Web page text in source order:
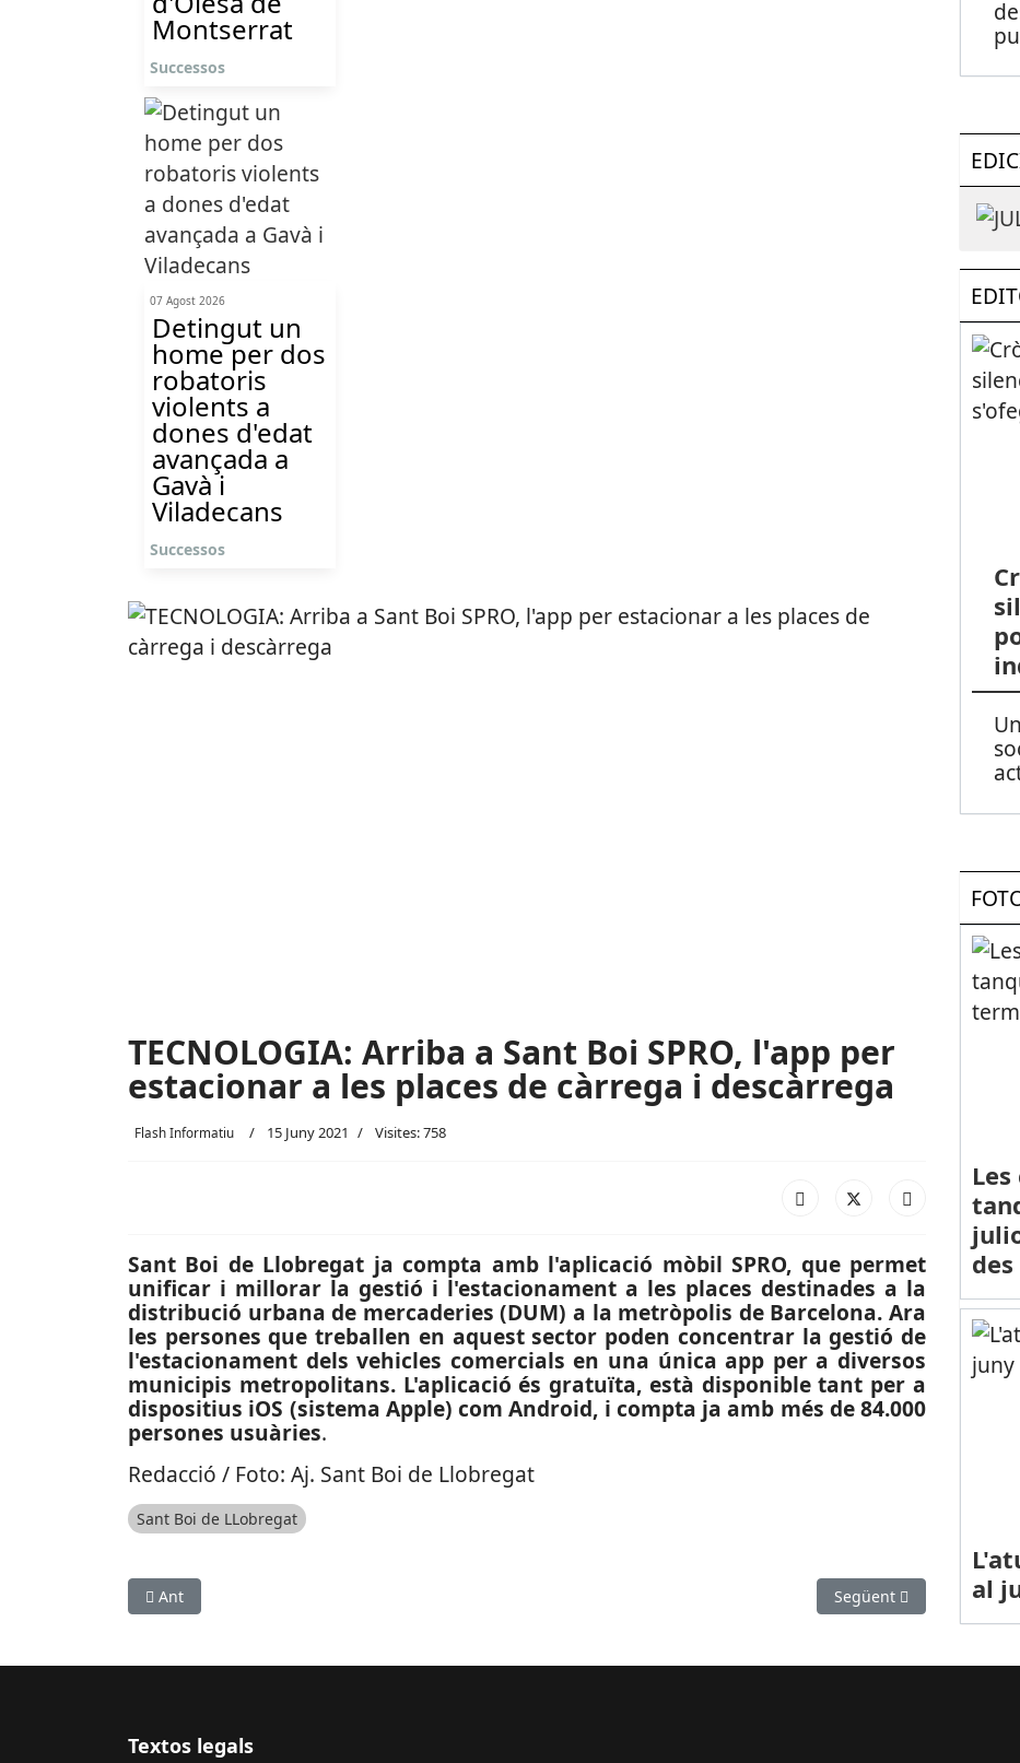
Montserrat
Successos
07 Agost 2026
Detingut un
home per dos
robatoris
violents a
dones d'edat
avançada a
Gavà i
Viladecans
Successos
TECNOLOGIA: Arriba a Sant Boi SPRO, l'app per
estacionar a les places de càrrega i descàrrega
Flash Informatiu 15 Juny 2021 Visites: 758
Sant Boi de Llobregat ja compta amb l'aplicació mòbil SPRO, que permet
unificar i millorar la gestió i l'estacionament a les places destinades a la
distribució urbana de mercaderies (DUM) a la metròpolis de Barcelona. Ara
les persones que treballen en aquest sector poden concentrar la gestió de
l'estacionament dels vehicles comercials en una única app per a diversos
municipis metropolitans. L'aplicació és gratuïta, està disponible tant per a
dispositius iOS (sistema Apple) com Android, i compta ja amb més de 84.000
persones usuàries.
Redacció / Foto: Aj. Sant Boi de Llobregat
Sant Boi de LLobregat
Article anterior: SUCCESSOS: En marxa al Baix Llobregat un dispositiu de la DIC de Mossos d’Esquadra contra el tràfic
Ant Article següent:
Següent
al
Textos legals